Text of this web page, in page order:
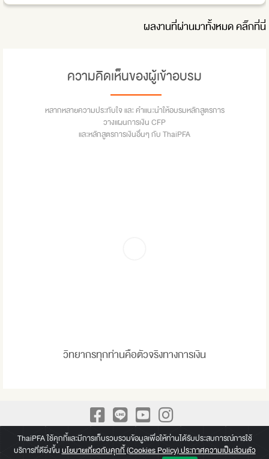
ผลงานที่ผ่านมาทั้งหมดคลิ๊กที่นี่
ความคิดเห็นของผู้เข้าอบรม
หลากหลายความประทับใจ และ คำแนะนำให้อบรมหลักสูตรการ
วางแผนการเงิน CFP
และหลักสูตรการเงินอื่นๆ กับ ThaiPFA
วิทยากรทุกท่านคือตัวจริงทางการเงิน
A Leading Academy for Practical Finance We build up Practical
knowledge beyond a paper of Certificate
ThaiPFA ใช้คุกกี้และมีการเก็บรวบรวมข้อมูลเพื่อให้ท่านได้รับประสบการณ์การใช้
บริการที่ดียิ่งขึ้นนโยบายเกี่ยวกับคุกกี้ (Cookies Policy) ประกาศความเป็นส่วนตัว